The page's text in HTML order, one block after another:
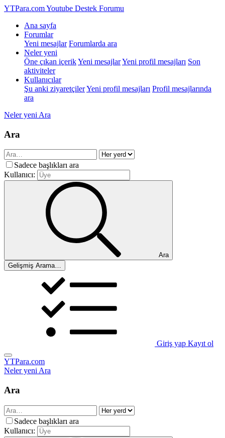
YTPara.comYoutube Destek Forumu
Ana sayfa
Forumlar
Yeni mesajlar Forumlarda ara
Neler yeni
Öne çıkan içerikYeni mesajlarYeni profil mesajları Son
aktiviteler
Kullanıcılar
Şu anki ziyaretçilerYeni profil mesajları Profil mesajlarında
ara
Neler yeni Ara
Ara
Sadece başlıkları ara
Kullanıcı:
Ara
Gelişmiş Arama…
Giriş yap Kayıt ol
YTPara.com
Neler yeniAra
Ara
Sadece başlıkları ara
Kullanıcı: